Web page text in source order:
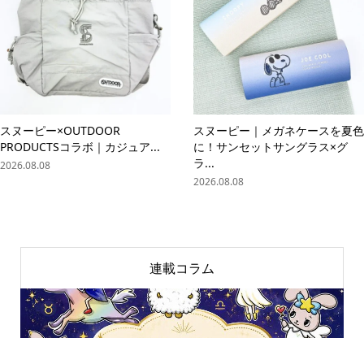
スヌーピー×OUTDOOR
PRODUCTSコラボ｜カジュア...
2026.08.08
スヌーピー｜メガネケースを夏色
に！サンセットサングラス×グ
ラ...
2026.08.08
連載コラム